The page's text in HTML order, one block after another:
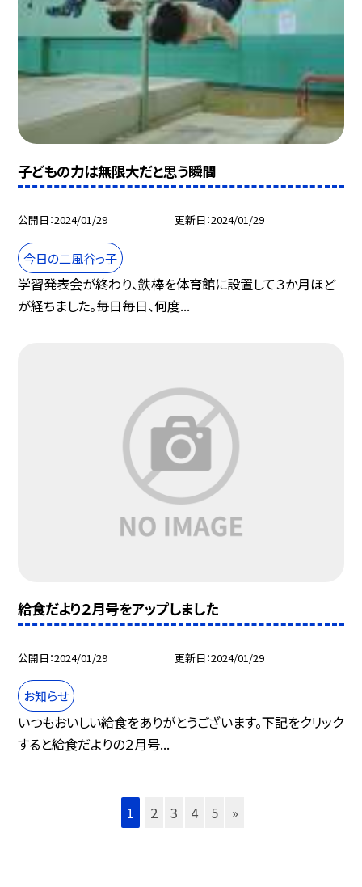
子どもの力は無限大だと思う瞬間
公開日 2024/01/29 更新日 2024/01/29
今日の二風谷っ子
学習発表会が終わり、鉄棒を体育館に設置して３か月ほど
が経ちました。毎日毎日、何度...
給食だより２月号をアップしました
公開日 2024/01/29 更新日 2024/01/29
お知らせ
いつもおいしい給食をありがとうございます。下記をクリック
すると給食だよりの２月号...
1 2 3 4 5 »